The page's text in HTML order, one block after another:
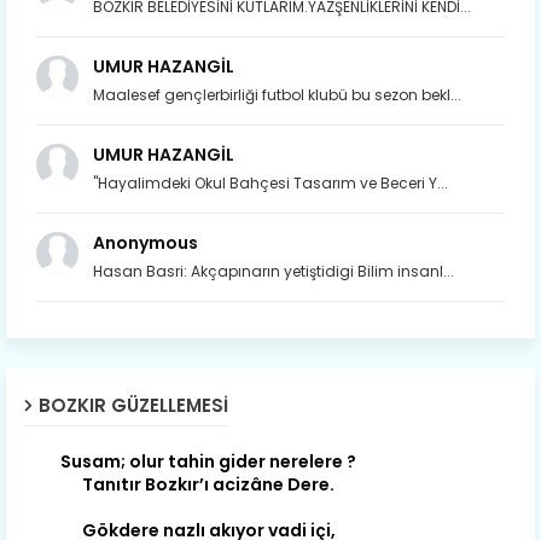
BOZKIR BELEDİYESİNİ KUTLARIM.YAZŞENLİKLERİNİ KENDİ...
UMUR HAZANGİL
Maalesef gençlerbirliği futbol klubü bu sezon bekl...
UMUR HAZANGİL
"Hayalimdeki Okul Bahçesi Tasarım ve Beceri Y...
Anonymous
Hasan Basri: Akçapınarın yetiştidigi Bilim insanl...
BOZKIR GÜZELLEMESI
Susam; olur tahin gider nerelere ?
Gökdere nazlı akıyor vadi içi,